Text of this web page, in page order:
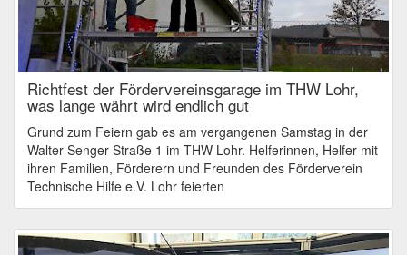
Richtfest der Fördervereinsgarage im THW Lohr,
was lange währt wird endlich gut
Grund zum Feiern gab es am vergangenen Samstag in der
Walter-Senger-Straße 1 im THW Lohr. Helferinnen, Helfer mit
ihren Familien, Förderern und Freunden des Förderverein
Technische Hilfe e.V. Lohr feierten